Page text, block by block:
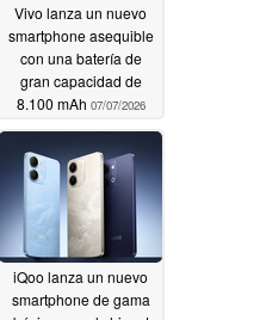
Vivo lanza un nuevo
smartphone asequible
con una batería de
gran capacidad de
8.100 mAh 07/07/2026
iQoo lanza un nuevo
smartphone de gama